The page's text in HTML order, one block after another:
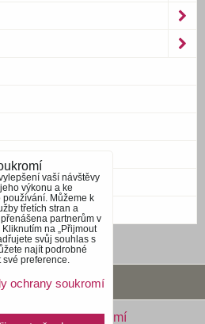
ochrany soukromí
vaší návštěvy
výkonu a ke
Můžeme k
třetích stran a
partnerům v
na „Přijmout
svůj souhlas s
najít podrobné
preference.
ochrany soukromí